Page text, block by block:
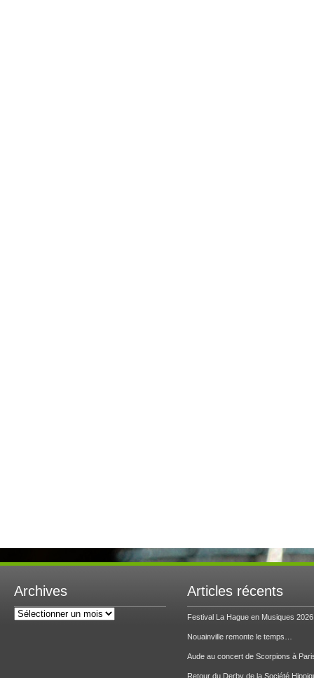
Archives
Archives
Articles récents
Festival La Hague en Musiques 2026
Nouainville remonte le temps…
Aude au concert de Scorpions à
Retour du Derby de la Société